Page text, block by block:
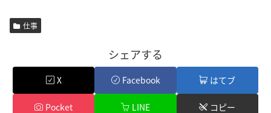
仕事
シェアする
X Facebook はてブ
Pocket LINE コピー